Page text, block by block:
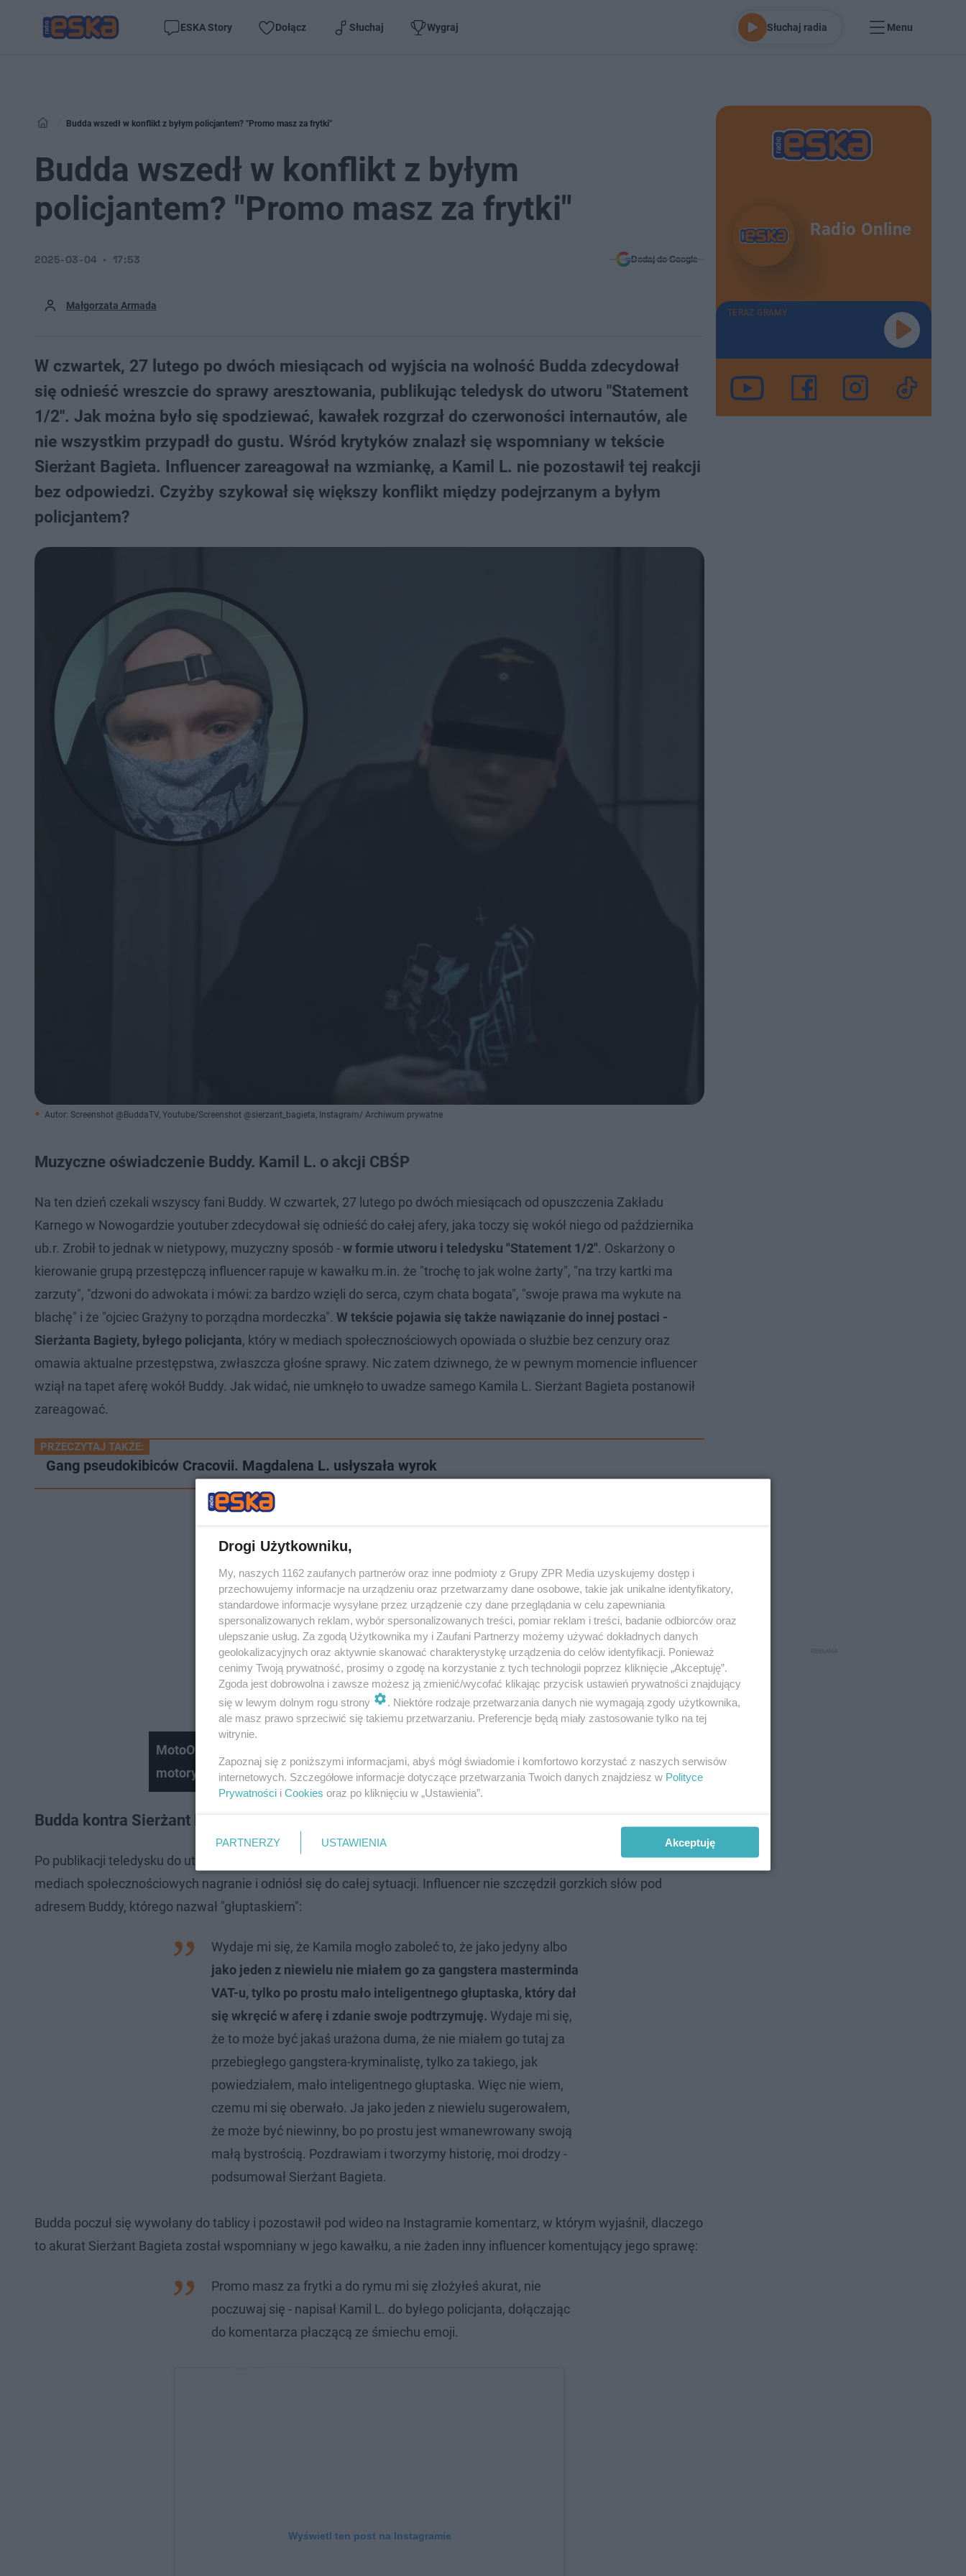
ESKA Story Dołącz Słuchaj Wygraj Słuchaj radia Menu
Budda wszedł w konflikt z byłym policjantem? "Promo masz za frytki"
Budda wszedł w konflikt z byłym
policjantem? "Promo masz za frytki"
Małgorzata Armada
2025-03-04 17:53 Dodaj do Google
W czwartek, 27 lutego po dwóch miesiącach od wyjścia na wolność Budda zdecydował
się odnieść wreszcie do sprawy aresztowania, publikując teledysk do utworu "Statement
1/2". Jak można było się spodziewać, kawałek rozgrzał do czerwoności internautów, ale
nie wszystkim przypadł do gustu. Wśród krytyków znalazł się wspomniany w tekście
Sierżant Bagieta. Influencer zareagował na wzmiankę, a Kamil L. nie pozostawił tej reakcji
bez odpowiedzi. Czyżby szykował się większy konflikt między podejrzanym a byłym
policjantem?
Autor: Screenshot @BuddaTV, Youtube/Screenshot @sierzant_bagieta, Instagram/ Archiwum prywatne
Muzyczne oświadczenie Buddy. Kamil L. o akcji CBŚP
Na ten dzień czekali wszyscy fani Buddy. W czwartek, 27 lutego po dwóch miesiącach od opuszczenia Zakładu
Karnego w Nowogardzie youtuber zdecydował się odnieść do całej afery, jaka toczy się wokół niego od października
ub.r. Zrobił to jednak w nietypowy, muzyczny sposób -w formie utworu i teledysku "Statement 1/2". Oskarżony o
kierowanie grupą przestępczą influencer rapuje w kawałku m.in. że "trochę to jak wolne żarty", "na trzy kartki ma
zarzuty", "dzwoni do adwokata i mówi: za bardzo wzięli do serca, czym chata bogata", "swoje prawa ma wykute na
blachę" i że "ojciec Grażyny to porządna mordeczka". W tekście pojawia się także nawiązanie do innej postaci -
Sierżanta Bagiety, byłego policjanta, który w mediach społecznościowych opowiada o służbie bez cenzury oraz
omawia aktualne przestępstwa, zwłaszcza głośne sprawy. Nic zatem dziwnego, że w pewnym momencie influencer
wziął na tapet aferę wokół Buddy. Jak widać, nie umknęło to uwadze samego Kamila L. Sierżant Bagieta postanowił
zareagować.
PRZECZYTAJ TAKŻE:
Gang pseudokibiców Cracovii. Magdalena L. usłyszała wyrok
MotoOrkiestra w Krakowie gra z WOŚP! Wielkie wydarzenie
motoryzacyjne przyciągnęło tłumy
Budda kontra Sierżant Bagieta. "Nie poczuwaj się"
Po publikacji teledysku do utworu "Statement 1/2", w którym został wspomniany, Sierżant Bagieta opublikował w
mediach społecznościowych nagranie i odniósł się do całej sytuacji. Influencer nie szczędził gorzkich słów pod
adresem Buddy, którego nazwał "głuptaskiem":
Wydaje mi się, że Kamila mogło zaboleć to, że jako jedyny albo
jako jeden z niewielu nie miałem go za gangstera masterminda
VAT-u, tylko po prostu mało inteligentnego głuptaska, który dał
się wkręcić w aferę i zdanie swoje podtrzymuję. Wydaje mi się,
że to może być jakaś urażona duma, że nie miałem go tutaj za
przebiegłego gangstera-kryminalistę, tylko za takiego, jak
powiedziałem, mało inteligentnego głuptaska. Więc nie wiem,
czemu mi się oberwało. Ja jako jeden z niewielu sugerowałem,
że może być niewinny, bo po prostu jest wmanewrowany swoją
małą bystrością. Pozdrawiam i tworzymy historię, moi drodzy -
podsumował Sierżant Bagieta.
Budda poczuł się wywołany do tablicy i pozostawił pod wideo na Instagramie komentarz, w którym wyjaśnił, dlaczego
to akurat Sierżant Bagieta został wspomniany w jego kawałku, a nie żaden inny influencer komentujący jego sprawę:
Promo masz za frytki a do rymu mi się złożyłeś akurat, nie
poczuwaj się - napisał Kamil L. do byłego policjanta, dołączając
do komentarza płaczącą ze śmiechu emoji.
Wyświetl ten post na Instagramie
Radio Online
TERAZ GRAMY
Drogi Użytkowniku,
My, naszych 1162 zaufanych partnerów oraz inne podmioty z Grupy ZPR Media uzyskujemy dostęp i
przechowujemy informacje na urządzeniu oraz przetwarzamy dane osobowe, takie jak unikalne identyfikatory,
standardowe informacje wysyłane przez urządzenie czy dane przeglądania w celu zapewniania
spersonalizowanych reklam, wybór spersonalizowanych treści, pomiar reklam i treści, badanie odbiorców oraz
ulepszanie usług. Za zgodą Użytkownika my i Zaufani Partnerzy możemy używać dokładnych danych
geolokalizacyjnych oraz aktywnie skanować charakterystykę urządzenia do celów identyfikacji. Ponieważ
cenimy Twoją prywatność, prosimy o zgodę na korzystanie z tych technologii poprzez kliknięcie „Akceptuję”.
Zgoda jest dobrowolna i zawsze możesz ją zmienić/wycofać klikając przycisk ustawień prywatności znajdujący
się w lewym dolnym rogu strony
. Niektóre rodzaje przetwarzania danych nie wymagają zgody użytkownika,
ale masz prawo sprzeciwić się takiemu przetwarzaniu. Preferencje będą miały zastosowanie tylko na tej
witrynie.
Zapoznaj się z poniższymi informacjami, abyś mógł świadomie i komfortowo korzystać z naszych serwisów
internetowych. Szczegółowe informacje dotyczące przetwarzania Twoich danych znajdziesz w Polityce
Prywatności i Cookies oraz po kliknięciu w „Ustawienia”.
PARTNERZY USTAWIENIA Akceptuję